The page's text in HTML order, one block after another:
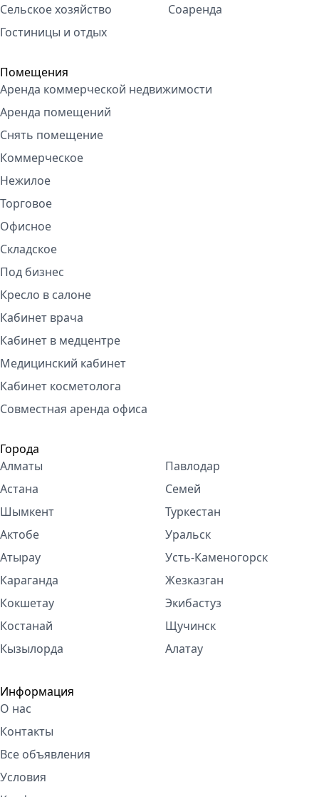
Сельское хозяйство
Гостиницы и отдых
Соаренда
Помещения
Аренда коммерческой недвижимости
Аренда помещений
Снять помещение
Коммерческое
Нежилое
Торговое
Офисное
Складское
Под бизнес
Кресло в салоне
Кабинет врача
Кабинет в медцентре
Медицинский кабинет
Кабинет косметолога
Совместная аренда офиса
Города
Алматы
Астана
Шымкент
Актобе
Атырау
Караганда
Кокшетау
Костанай
Кызылорда
Павлодар
Семей
Туркестан
Уральск
Усть-Каменогорск
Жезказган
Экибастуз
Щучинск
Алатау
Информация
О нас
Контакты
Все объявления
Условия